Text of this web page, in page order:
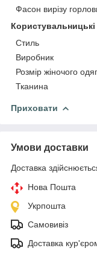
Фасон вирізу
Стиль
Виробник
Розмір жіночого
Тканина
Приховати
Умови доставки
Доставка
Нова Пошта
Укрпошта
Самовивіз
Доставка